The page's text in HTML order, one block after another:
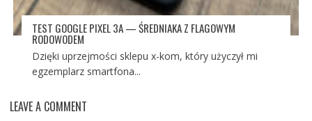
TEST GOOGLE PIXEL 3A — ŚREDNIAKA Z FLAGOWYM
RODOWODEM
Dzięki uprzejmości sklepu x-kom, który użyczył mi
egzemplarz smartfona...
LEAVE A COMMENT